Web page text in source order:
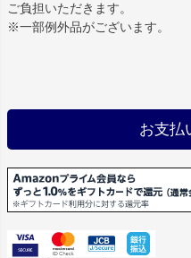
ご負担いただきます。
※一部例外品がございます。
お支払